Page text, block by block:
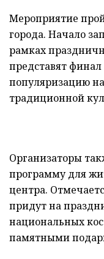
Мероприятие
города. Начало
рамках
представят
популяризацию
традиционной
Организаторы
программу для
центра.
придут на
национальных
памятными